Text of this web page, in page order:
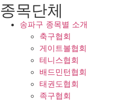
종목단체
송파구 종목별 소개
축구협회
게이트볼협회
테니스협회
배드민턴협회
태권도협회
족구협회